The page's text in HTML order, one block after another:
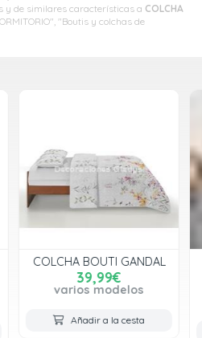
y de similares características a COLCHA
"Boutis y colchas de
COLCHA BOUTI JULIA
ROBERTS GRIS
37,00€